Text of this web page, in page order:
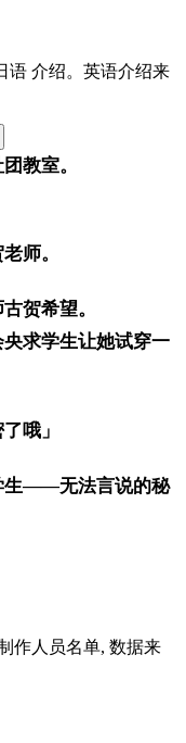
语 介绍。英语介绍来
教室。
师。
贺希望。
求学生让她试穿一
哦」
生——无法言说的秘
作人员名单, 数据来